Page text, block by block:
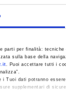
parti per finalità:
sulla base della
. Puoi accettare tutti i
Tuoi dati potranno
supplementari di
Ridracoli-